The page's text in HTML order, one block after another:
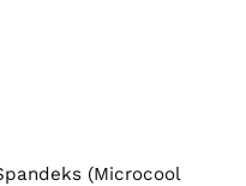
(Microcool